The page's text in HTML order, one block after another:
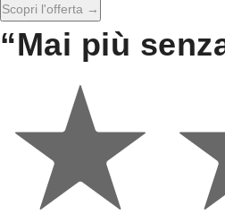
Scopri l'offerta →
“Mai più